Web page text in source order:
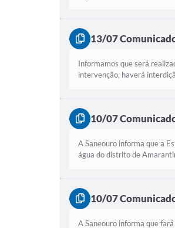
13/07
Informamos que será
intervenção, haverá
10/07
A Saneouro informa que a
água do distrito de
10/07
A Saneouro informa que